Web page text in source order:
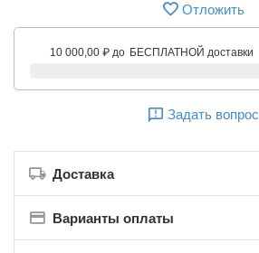
Отложить
10 000,00 ₽ до БЕСПЛАТНОЙ доставки
Задать вопрос
Доставка
Варианты оплаты